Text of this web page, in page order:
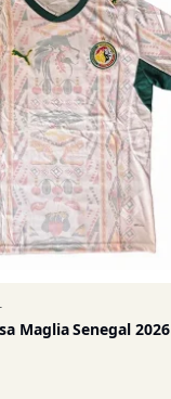
Maglia Senegal 2026